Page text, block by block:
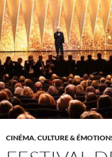
CINÉMA,CULTURE &